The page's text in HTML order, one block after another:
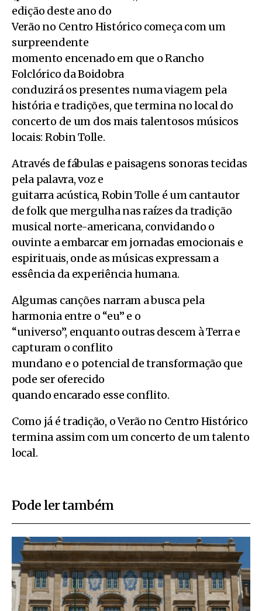
edição deste ano do
Verão no Centro Histórico começa com um
surpreendente
momento encenado em que o Rancho
Folclórico da Boidobra
conduzirá os presentes numa viagem pela
história e tradições, que termina no local do
concerto de um dos mais talentosos músicos
locais: Robin Tolle.
Através de fábulas e paisagens sonoras tecidas
pela palavra, voz e
guitarra acústica, Robin Tolle é um cantautor
de folk que mergulha nas raízes da tradição
musical norte-americana, convidando o
ouvinte a embarcar em jornadas emocionais e
espirituais, onde as músicas expressam a
essência da experiência humana.
Algumas canções narram a busca pela
harmonia entre o “eu” e o
“universo”, enquanto outras descem à Terra e
capturam o conflito
mundano e o potencial de transformação que
pode ser oferecido
quando encarado esse conflito.
Como já é tradição, o Verão no Centro Histórico
termina assim com um concerto de um talento
local.
Pode ler também